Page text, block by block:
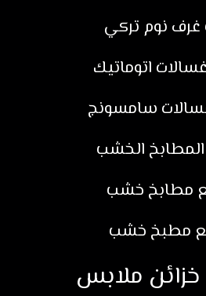
غرف نوم تركي
اتوماتيك
سامسونج
الخشب
مطابخ خشب
مطبخ خشب
ملابس